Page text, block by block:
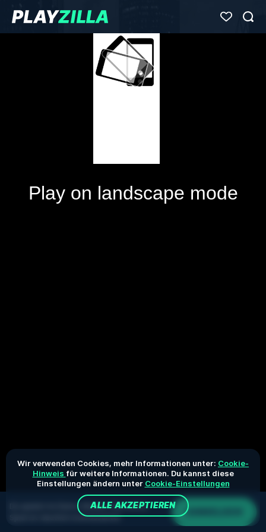
Du spielst im Demo-Modus. Das echte
Spiel ist deutlich interessanter
ANMELDEN
Wir verwenden Cookies, mehr Informationen unter: Cookie-
Hinweis für weitere Informationen. Du kannst diese
Einstellungen ändern unter Cookie-Einstellungen
ALLE AKZEPTIEREN